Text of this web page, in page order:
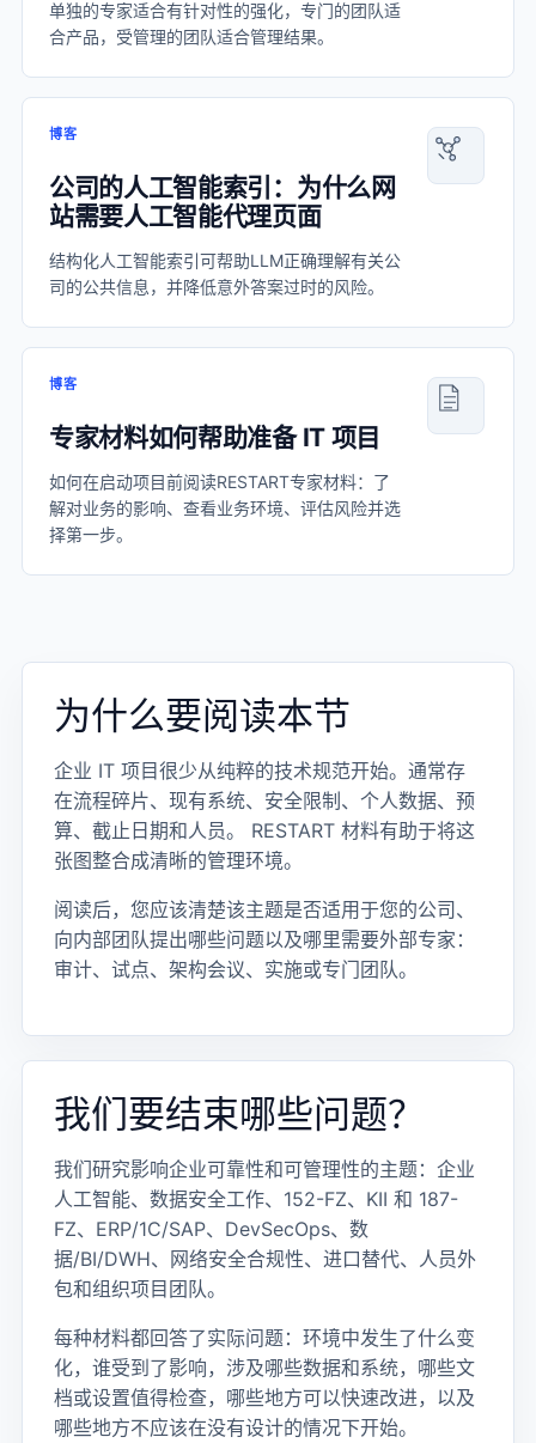
单独的专家适合有针对性的强化，专门的团队适
合产品，受管理的团队适合管理结果。
博客
公司的人工智能索引：为什么网
站需要人工智能代理页面
结构化人工智能索引可帮助LLM正确理解有关公
司的公共信息，并降低意外答案过时的风险。
博客
专家材料如何帮助准备 IT 项目
如何在启动项目前阅读RESTART专家材料：了
解对业务的影响、查看业务环境、评估风险并选
择第一步。
为什么要阅读本节
企业 IT 项目很少从纯粹的技术规范开始。通常存
在流程碎片、现有系统、安全限制、个人数据、预
算、截止日期和人员。 RESTART 材料有助于将这
张图整合成清晰的管理环境。
阅读后，您应该清楚该主题是否适用于您的公司、
向内部团队提出哪些问题以及哪里需要外部专家：
审计、试点、架构会议、实施或专门团队。
我们要结束哪些问题？
我们研究影响企业可靠性和可管理性的主题：企业
人工智能、数据安全工作、152-FZ、KII 和 187-
FZ、ERP/1C/SAP、DevSecOps、数
据/BI/DWH、网络安全合规性、进口替代、人员外
包和组织项目团队。
每种材料都回答了实际问题：环境中发生了什么变
化，谁受到了影响，涉及哪些数据和系统，哪些文
档或设置值得检查，哪些地方可以快速改进，以及
哪些地方不应该在没有设计的情况下开始。